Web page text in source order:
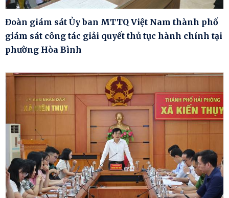
Đoàn giám sát Ủy ban MTTQ Việt Nam thành phố
giám sát công tác giải quyết thủ tục hành chính tại
phường Hòa Bình